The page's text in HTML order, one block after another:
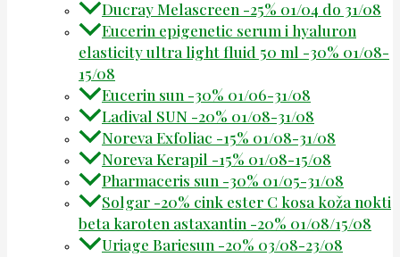
Ducray Melascreen -25% 01/04 do 31/08
Eucerin epigenetic serum i hyaluron
elasticity ultra light fluid 50 ml -30% 01/08-
15/08
Eucerin sun -30% 01/06-31/08
Ladival SUN -20% 01/08-31/08
Noreva Exfoliac -15% 01/08-31/08
Noreva Kerapil -15% 01/08-15/08
Pharmaceris sun -30% 01/05-31/08
Solgar -20% cink ester C kosa koža nokti
beta karoten astaxantin -20% 01/08/15/08
Uriage Bariesun -20% 03/08-23/08